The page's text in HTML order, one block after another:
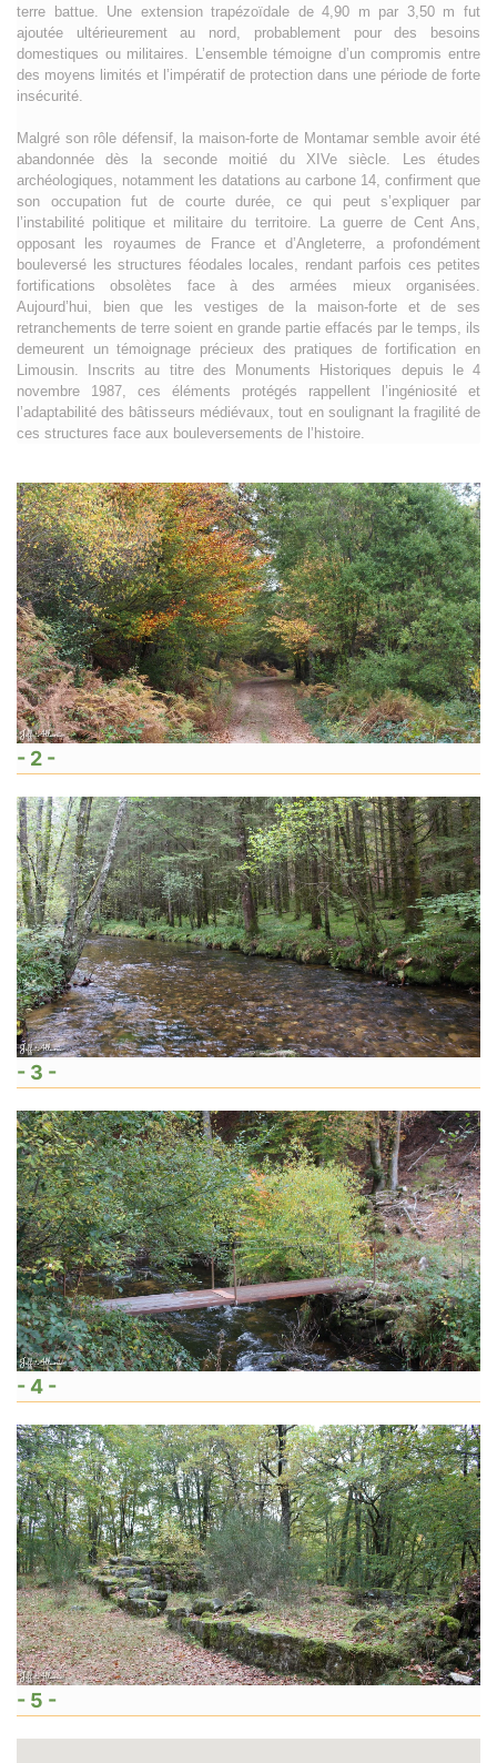
terre battue. Une extension trapézoïdale de 4,90 m par 3,50 m fut
ajoutée ultérieurement au nord, probablement pour des besoins
domestiques ou militaires. L’ensemble témoigne d’un compromis entre
des moyens limités et l’impératif de protection dans une période de forte
insécurité.
Malgré son rôle défensif, la maison-forte de Montamar semble avoir été
abandonnée dès la seconde moitié du XIVe siècle. Les études
archéologiques, notamment les datations au carbone 14, confirment que
son occupation fut de courte durée, ce qui peut s’expliquer par
l’instabilité politique et militaire du territoire. La guerre de Cent Ans,
opposant les royaumes de France et d’Angleterre, a profondément
bouleversé les structures féodales locales, rendant parfois ces petites
fortifications obsolètes face à des armées mieux organisées.
Aujourd’hui, bien que les vestiges de la maison-forte et de ses
retranchements de terre soient en grande partie effacés par le temps, ils
demeurent un témoignage précieux des pratiques de fortification en
Limousin. Inscrits au titre des Monuments Historiques depuis le 4
novembre 1987, ces éléments protégés rappellent l’ingéniosité et
l’adaptabilité des bâtisseurs médiévaux, tout en soulignant la fragilité de
ces structures face aux bouleversements de l’histoire.
- 2 -
- 3 -
- 4 -
- 5 -